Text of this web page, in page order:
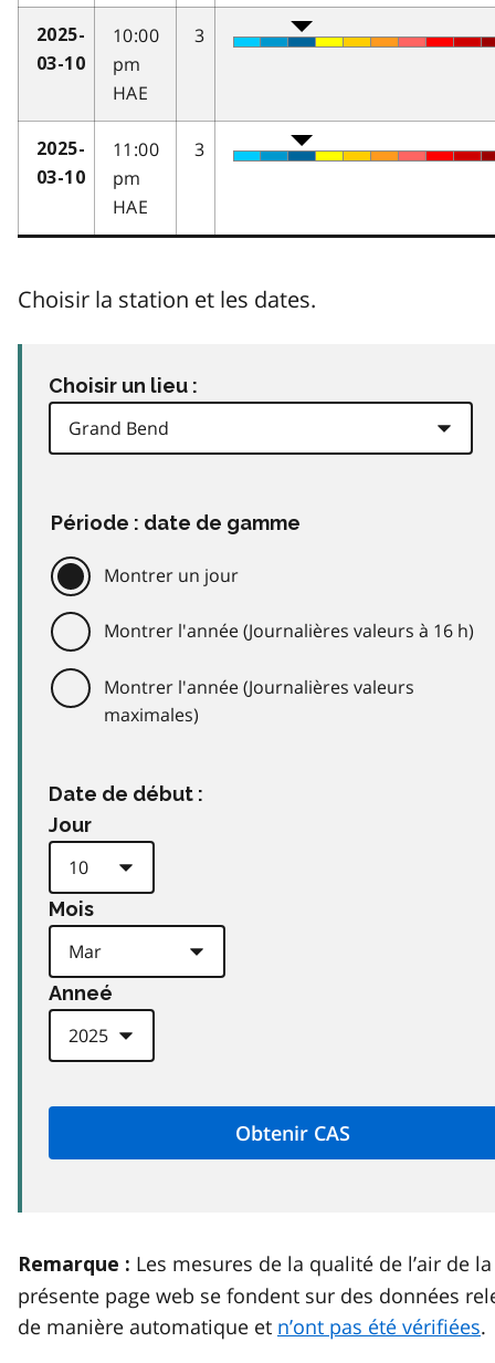
2025-
03-10
10:00
pm
HAE
3
2025-
03-10
11:00
pm
HAE
3
Choisir la station et les dates.
Choisir un lieu :
Période : date de gamme
Montrer un jour
Montrer l'année (Journalières valeurs à 16 h)
Montrer l'année (Journalières valeurs
maximales)
Date de début :
Jour
Mois
Anneé
Remarque : Les mesures de la qualité de l’air de la
présente page web se fondent sur des données
de manière automatique et n’ont pas été vérifiées.